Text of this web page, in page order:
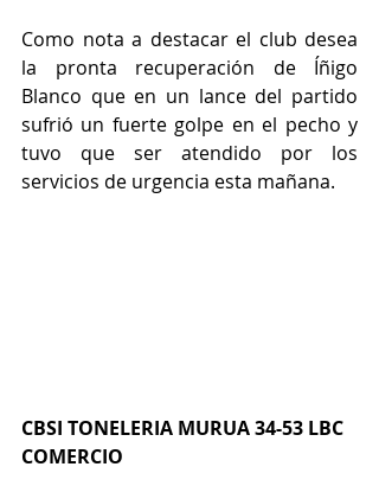
Como nota a destacar el club desea
la pronta recuperación de Íñigo
Blanco que en un lance del partido
sufrió un fuerte golpe en el pecho y
tuvo que ser atendido por los
servicios de urgencia esta mañana.
CBSI TONELERIA MURUA 34-53 LBC
COMERCIO